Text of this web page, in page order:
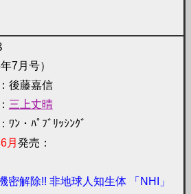
7月号）
後藤嘉信
三上丈晴
ﾜﾝ・ﾊﾟﾌﾞﾘｯｼﾝｸﾞ
月 発売：
解除!! 非地球人知生体 「NHI」